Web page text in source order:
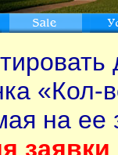
«Кол-
на ее
заявки